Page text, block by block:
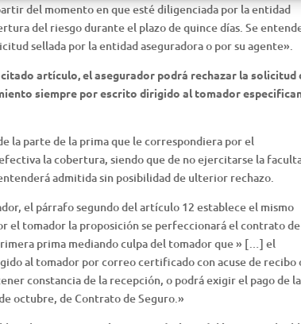
del momento en que esté diligenciada por la entidad
del riesgo durante el plazo de quince días. Se
sellada por la entidad aseguradora o por su agente».
artículo, el asegurador podrá rechazar la solicitud
siempre por escrito dirigido al tomador
la parte de la prima que le correspondiera por el
la cobertura, siendo que de no ejercitarse la
admitida sin posibilidad de ulterior rechazo.
el párrafo segundo del artículo 12 establece el mismo
el tomador la proposición se perfeccionará el contrato de
prima mediando culpa del tomador que » […] el
al tomador por correo certificado con acuse de recibo
constancia de la recepción, o podrá exigir el pago de la
octubre, de Contrato de Seguro.»